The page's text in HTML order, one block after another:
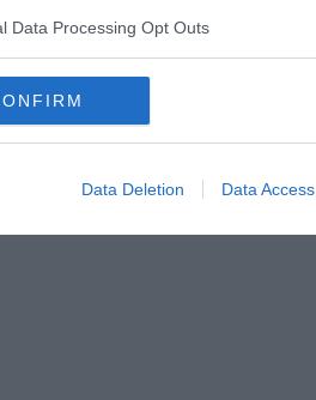
Data Processing Opt Outs
Data Deletion Data Access